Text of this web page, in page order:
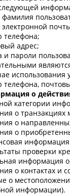
электронной
телефона;
адрес;
и пароли
телефона,
о
категории
о транзакциях
о
о
информация
проверки
информация
о контактах и
о
информации).